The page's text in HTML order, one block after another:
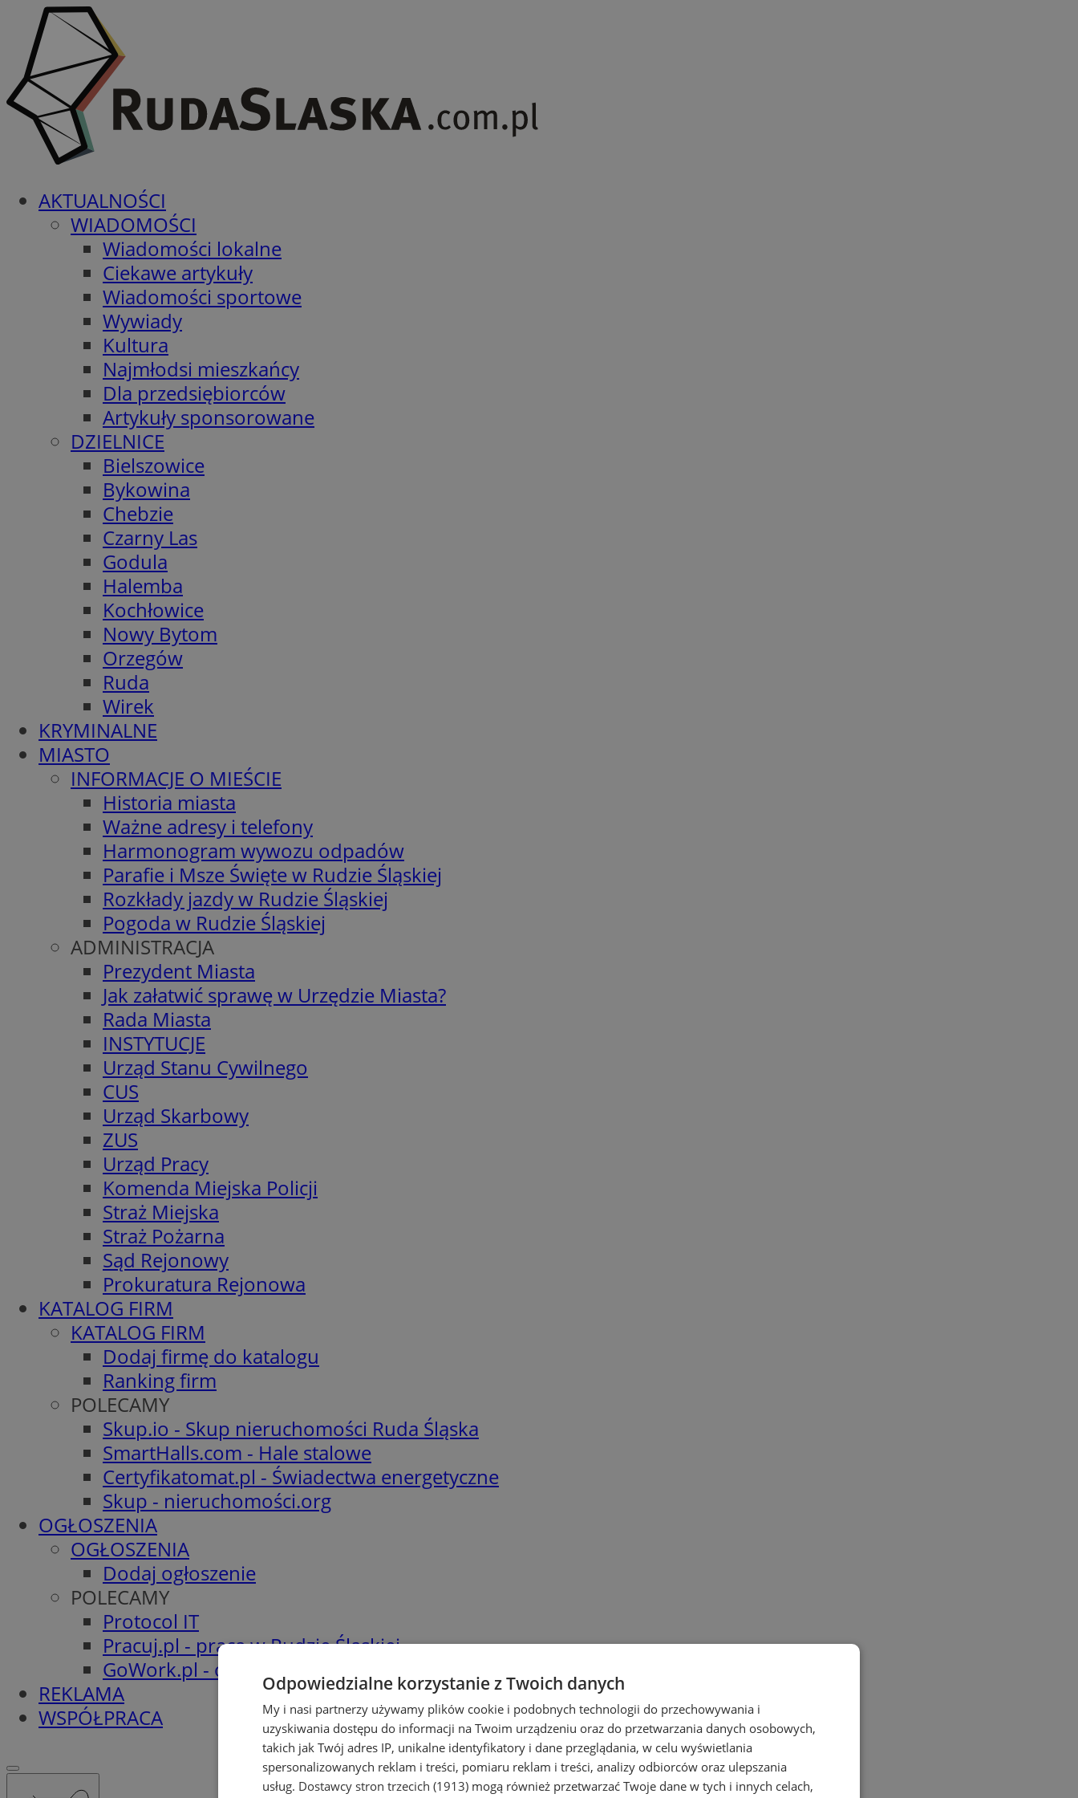
AKTUALNOŚCI
WIADOMOŚCI
Wiadomości lokalne
Ciekawe artykuły
Wiadomości sportowe
Wywiady
Kultura
Najmłodsi mieszkańcy
Dla przedsiębiorców
Artykuły sponsorowane
DZIELNICE
Bielszowice
Bykowina
Chebzie
Czarny Las
Godula
Halemba
Kochłowice
Nowy Bytom
Orzegów
Ruda
Wirek
KRYMINALNE
MIASTO
INFORMACJE O MIEŚCIE
Historia miasta
Ważne adresy i telefony
Harmonogram wywozu odpadów
Parafie i Msze Święte w Rudzie Śląskiej
Rozkłady jazdy w Rudzie Śląskiej
Pogoda w Rudzie Śląskiej
ADMINISTRACJA
Prezydent Miasta
Jak załatwić sprawę w Urzędzie Miasta?
Rada Miasta
INSTYTUCJE
Urząd Stanu Cywilnego
CUS
Urząd Skarbowy
ZUS
Urząd Pracy
Komenda Miejska Policji
Straż Miejska
Straż Pożarna
Sąd Rejonowy
Prokuratura Rejonowa
KATALOG FIRM
KATALOG FIRM
Dodaj firmę do katalogu
Ranking firm
POLECAMY
Skup.io - Skup nieruchomości Ruda Śląska
SmartHalls.com - Hale stalowe
Certyfikatomat.pl - Świadectwa energetyczne
Skup - nieruchomości.org
OGŁOSZENIA
OGŁOSZENIA
Dodaj ogłoszenie
POLECAMY
Protocol IT
Pracuj.pl - praca w Rudzie Śląskiej
GoWork.pl - oferty pracy
REKLAMA
WSPÓŁPRACA
Odpowiedzialne korzystanie z Twoich danych
My i nasi partnerzy używamy plików cookie i podobnych technologii do przechowywania i
uzyskiwania dostępu do informacji na Twoim urządzeniu oraz do przetwarzania danych osobowych,
takich jak Twój adres IP, unikalne identyfikatory i dane przeglądania, w celu wyświetlania
spersonalizowanych reklam i treści, pomiaru reklam i treści, analizy odbiorców oraz ulepszania
usług. Dostawcy stron trzecich (1913) mogą również przetwarzać Twoje dane w tych i innych celach,